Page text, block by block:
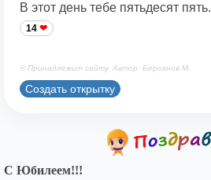
В этот день тебе пятьдесят пять.
14
© Принадлежит сайту. Автор: Берсанов М.
Создать открытку
С Юбилеем!!!